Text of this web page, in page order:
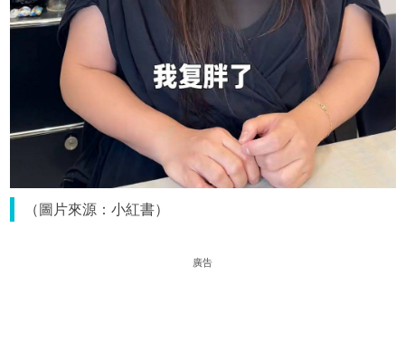
（圖片來源：小紅書）
廣告